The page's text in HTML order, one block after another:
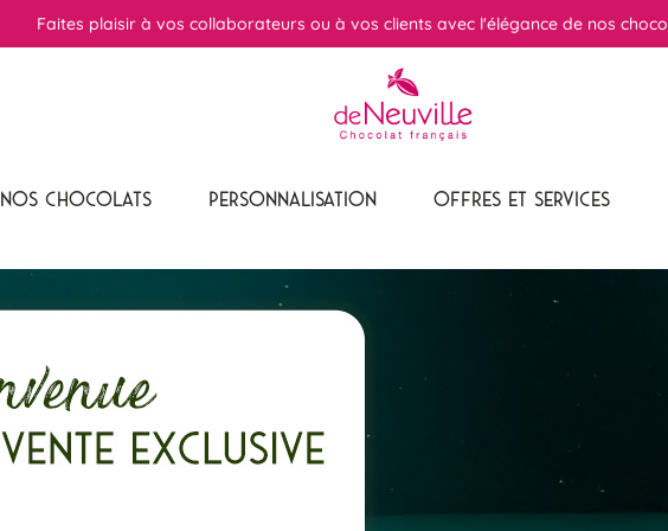
Faites plaisir à vos collaborateurs ou à vos clients avec l'élégance de nos
NOS CHOCOLATS PERSONNALISATION OFFRES ET SERVICES